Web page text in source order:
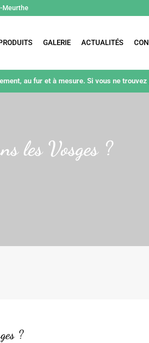
Meurthe
GALERIE ACTUALITÉS
au fur et à mesure. Si vous ne trouvez
les Vosges ?
?